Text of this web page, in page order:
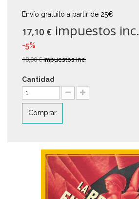
Envío gratuito a partir de 25€
17,10 € impuestos inc.
-5%
18,00 €impuestos inc.
Cantidad
Comprar